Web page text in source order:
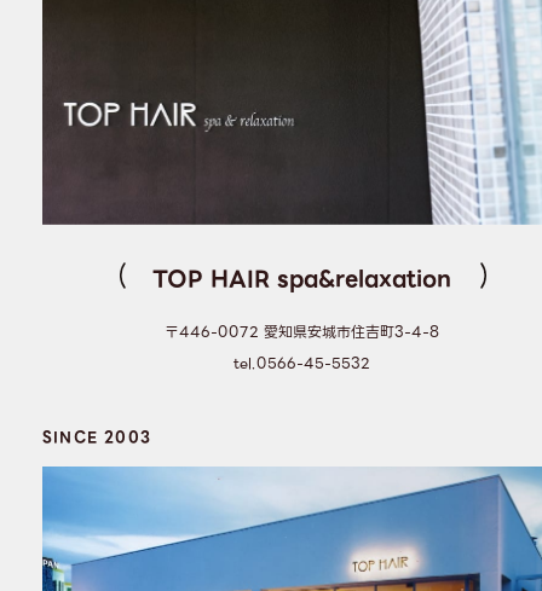
TOP HAIR spa&relaxation
〒446-0072 愛知県安城市住吉町3-4-8
tel.0566-45-5532
SINCE 2003